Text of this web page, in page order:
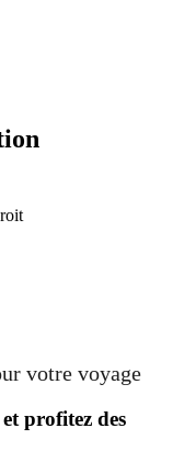
votre voyage
profitez des